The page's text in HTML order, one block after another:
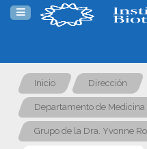
Inicio Dirección
Departamento de
Grupo de la Dra. Yvonne